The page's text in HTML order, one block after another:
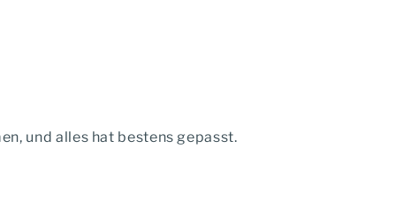
und alles hat bestens gepasst.